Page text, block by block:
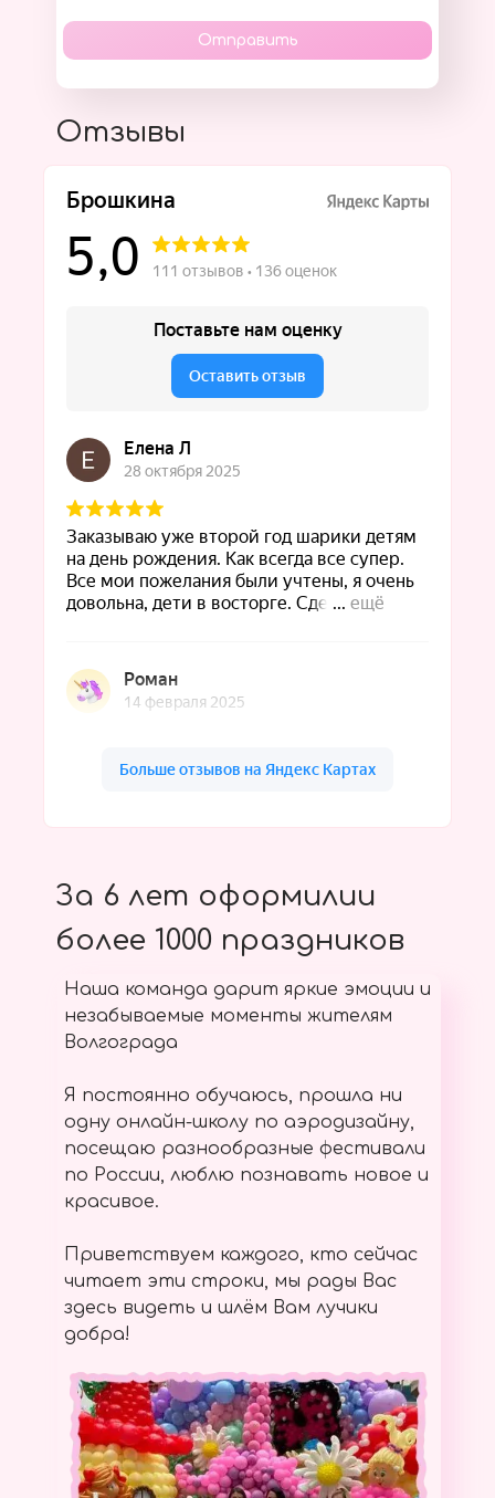
Отправить
Отзывы
За 6 лет оформилии
более 1000 праздников
Наша команда дарит яркие эмоции и
незабываемые моменты жителям
Волгограда
Я постоянно обучаюсь, прошла ни
одну онлайн-школу по аэродизайну,
посещаю разнообразные фестивали
по России, люблю познавать новое и
красивое.
Приветствуем каждого, кто сейчас
читает эти строки, мы рады Вас
здесь видеть и шлём Вам лучики
добра!